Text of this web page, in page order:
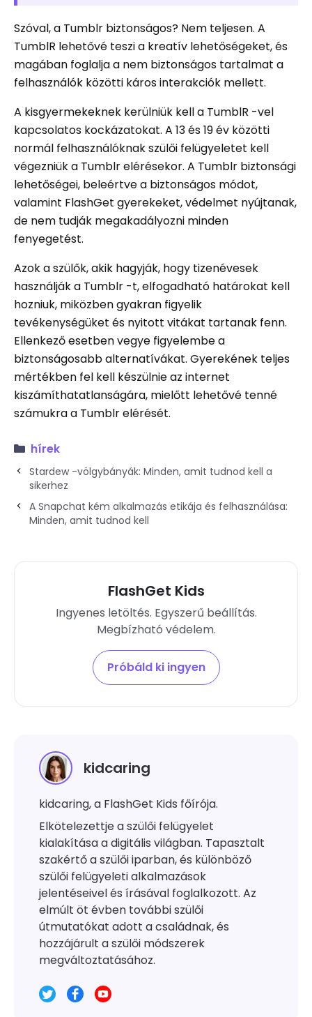
Szóval, a Tumblr biztonságos? Nem teljesen. A
TumblR lehetővé teszi a kreatív lehetőségeket, és
magában foglalja a nem biztonságos tartalmat a
felhasználók közötti káros interakciók mellett.
A kisgyermekeknek kerülniük kell a TumblR -vel
kapcsolatos kockázatokat. A 13 és 19 év közötti
normál felhasználóknak szülői felügyeletet kell
végezniük a Tumblr elérésekor. A Tumblr biztonsági
lehetőségei, beleértve a biztonságos módot,
valamint FlashGet gyerekeket, védelmet nyújtanak,
de nem tudják megakadályozni minden
fenyegetést.
Azok a szülők, akik hagyják, hogy tizenévesek
használják a Tumblr -t, elfogadható határokat kell
hozniuk, miközben gyakran figyelik
tevékenységüket és nyitott vitákat tartanak fenn.
Ellenkező esetben vegye figyelembe a
biztonságosabb alternatívákat. Gyerekének teljes
mértékben fel kell készülnie az internet
kiszámíthatatlanságára, mielőtt lehetővé tenné
számukra a Tumblr elérését.
hírek
Stardew -völgybányák: Minden, amit tudnod kell a
sikerhez
A Snapchat kém alkalmazás etikája és felhasználása:
Minden, amit tudnod kell
FlashGet Kids
Ingyenes letöltés. Egyszerű beállítás.
Megbízható védelem.
Próbáld ki ingyen
kidcaring
kidcaring, a FlashGet Kids főírója.
Elkötelezettje a szülői felügyelet
kialakítása a digitális világban. Tapasztalt
szakértő a szülői iparban, és különböző
szülői felügyeleti alkalmazások
jelentéseivel és írásával foglalkozott. Az
elmúlt öt évben további szülői
útmutatókat adott a családnak, és
hozzájárult a szülői módszerek
megváltoztatásához.